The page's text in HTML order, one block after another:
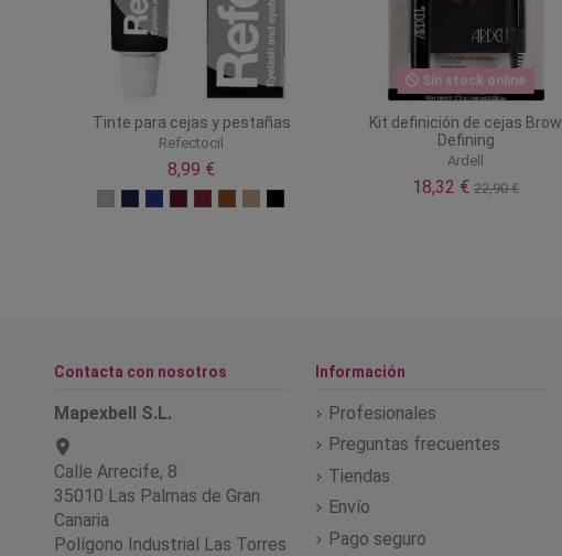
Tinte para cejas y pestañas
Refectocil
8,99 €
Sin stock online
Kit definición de cejas Brow
Defining
Ardell
18,32 €22,90 €
Contacta con nosotros
Mapexbell S.L.
Calle Arrecife, 8
35010 Las Palmas de Gran
Canaria
Polígono Industrial Las Torres
Información
Profesionales
Preguntas frecuentes
Tiendas
Envío
Pago seguro